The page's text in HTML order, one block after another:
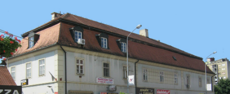
20.11